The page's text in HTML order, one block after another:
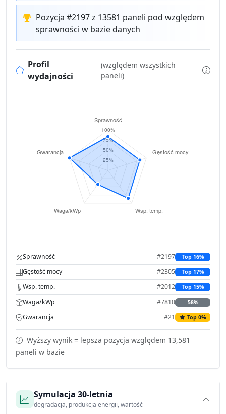
Pozycja #2197 z 13581 paneli pod względem
sprawności w bazie danych
Profil
wydajności
(względem wszystkich
paneli)
Sprawność #2197 Top 16%
Gęstość mocy #2305 Top 17%
Wsp. temp. #2012 Top 15%
Waga/kWp #7810 58%
Gwarancja #21 Top 0%
Wyższy wynik = lepsza pozycja względem 13,581
paneli w bazie
Symulacja 30-letnia
degradacja, produkcja energii, wartość